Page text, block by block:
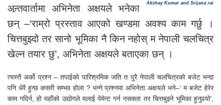
Akshay Kumar and Srijana rai
अन्र्तवार्तामा अभिनेता अक्षयले भनेका
छन् –‘राम्रो प्रस्ताव आएको खण्डमा अवश्य काम गर्छु ।
चित्तबुझ्दो तर सानो भूमिका नै किन नहोस् म नेपाली चलचित्र
खेल्न तयार छु’, अभिनेता अक्षयले बताएका छन् ।
त्यस्तै अर्को प्रश्न – तपाईको पारिश्रमिक जति त पुरै नेपाली चलचित्रको बजेट भन्दा
पनि धेरै हुन्छ कसरी सम्भव होला ? भन्ने प्रश्नमा अभिनेता अक्षयले भने–‘ म बजेट हेरेर
काम गदिर्न, हो यहाँको उद्योगले मलाई पेमेन्ट गर्न नसक्ला तर चित्तबुझ्ने भूमिका हुनुपर्‍यो’,